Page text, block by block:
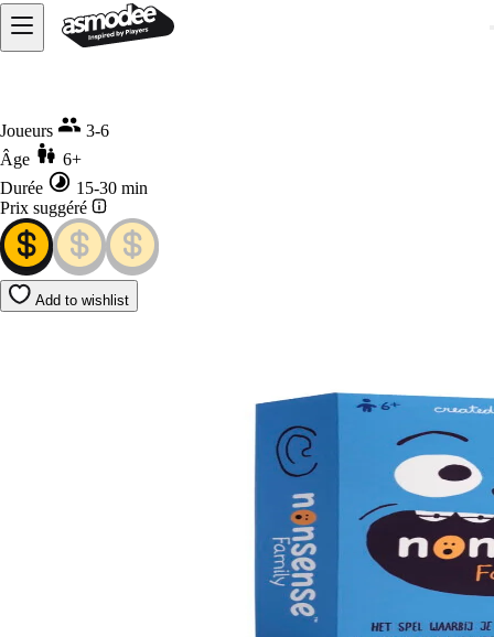
Joueurs
3-6
Âge
6+
Durée
15-30 min
Prix suggéré
Add to wishlist